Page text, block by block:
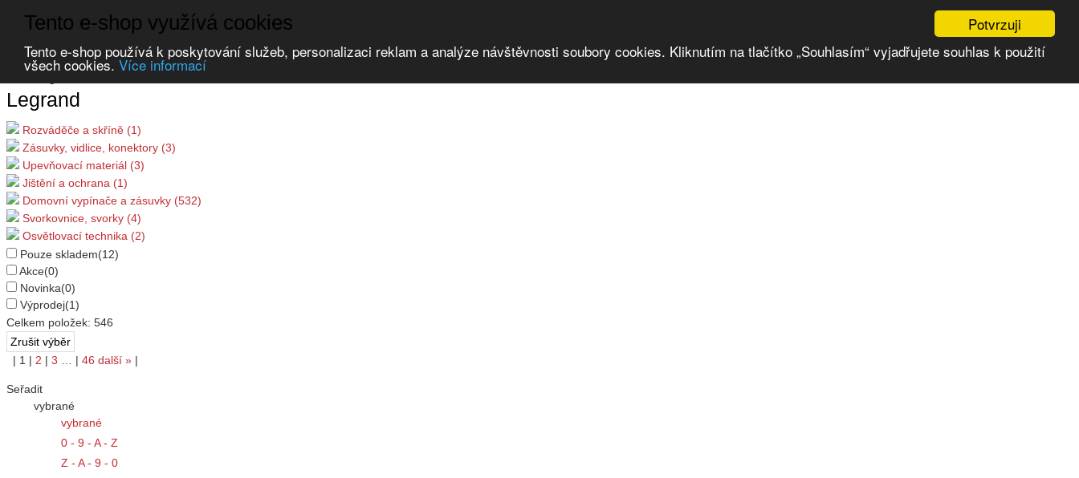
Potvrzuji
Tento e-shop využívá cookies
Tento e-shop používá k poskytování služeb, personalizaci reklam a analýze návštěvnosti soubory cookies. Kliknutím na tlačítko „Souhlasím“ vyjadřujete souhlas k použití
všech cookies. Více informací
Zvolte měnu:
Přihlásit uživatele
Porovnat produkty 0
Legrand
Rozváděče a skříně (1)
Zásuvky, vidlice, konektory (3)
Upevňovací materiál (3)
Jištění a ochrana (1)
Domovní vypínače a zásuvky (532)
Svorkovnice, svorky (4)
Osvětlovací technika (2)
Pouze skladem(12)
Akce(0)
Novinka(0)
Výprodej(1)
Celkem položek: 546
| 1 | 2 | 3 … | 46 další » |
Seřadit
vybrané
vybrané
0 - 9 - A - Z
Z - A - 9 - 0